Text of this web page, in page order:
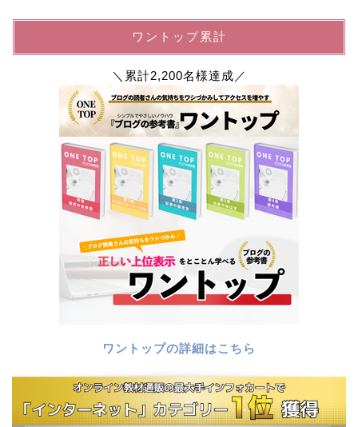
ワントップ累計
＼累計2,200名様達成／
ワントップの詳細はこちら